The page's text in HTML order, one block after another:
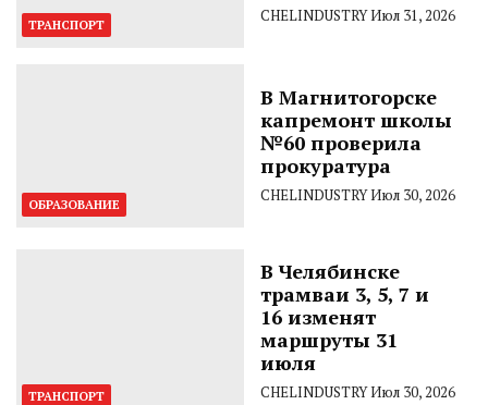
ТРАНСПОРТ CHELINDUSTRYИюл 31, 2026
ОБРАЗОВАНИЕ
В Магнитогорске
капремонт школы
№60 проверила
прокуратура
CHELINDUSTRYИюл 30, 2026
ТРАНСПОРТ
В Челябинске
трамваи 3, 5, 7 и
16 изменят
маршруты 31
июля
CHELINDUSTRYИюл 30, 2026